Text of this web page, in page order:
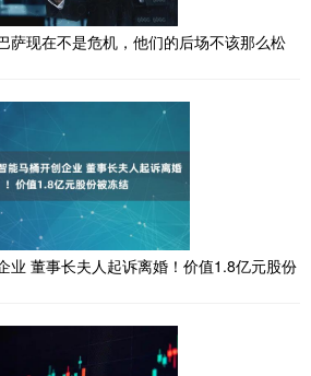
萨现在不是危机，他们的后场不该那么松
业 董事长夫人起诉离婚！价值1.8亿元股份